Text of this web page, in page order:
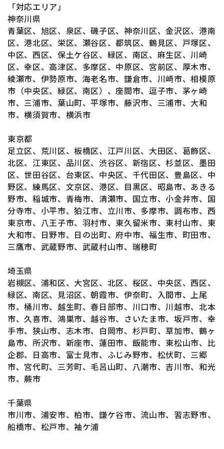
「対応エリア」
神奈川県
青葉区、旭区、泉区、磯子区、神奈川区、金沢区、港南
区、港北区、栄区、瀬谷区、都筑区、鶴見区、戸塚区、
中区、西区、保土ケ谷区、緑区、南区、麻生区、川崎
区、幸区、高津区、多摩区、中原区、宮前区、厚木市、
綾瀬市、伊勢原市、海老名市、鎌倉市、川崎市、相模原
市（中央区、緑区、南区）、座間市、逗子市、茅ヶ崎
市、三浦市、葉山町、平塚市、藤沢市、三浦市、大和
市、横須賀市、横浜市
東京都
足立区、荒川区、板橋区、江戸川区、大田区、葛飾区、
北区、江東区、品川区、渋谷区、新宿区、杉並区、墨田
区、世田谷区、台東区、中央区、千代田区、豊島区、中
野区、練馬区、文京区、港区、目黒区、昭島市、あきる
野市、稲城市、青梅市、清瀬市、国立市、小金井市、国
分寺市、小平市、狛江市、立川市、多摩市、調布市、西
東京市、八王子市、羽村市、東久留米市、東村山市、東
大和市、日野市、日の出町、府中市、福生市、町田市、
三鷹市、武蔵野市、武蔵村山市、瑞穂町
埼玉県
岩槻区、浦和区、大宮区、北区、桜区、中央区、西区、
緑区、南区、見沼区、朝霞市、伊奈町、入間市、上尾
市、桶川市、越生町、春日部市、川口市、川越市、北本
市、久喜市、鴻巣市、越谷市、さいたま市、坂戸市、幸
手市、狭山市、志木市、白岡市、杉戸町、草加市、鶴ヶ
島市、所沢市、新座市、蓮田市、飯能市、東松山市、比
企郡、日高市、富士見市、ふじみ野市、松伏町、三郷
市、宮代町、三芳町、毛呂山町、八潮市、吉川市、和光
市、蕨市
千葉県
市川市、浦安市、柏市、鎌ケ谷市、流山市、習志野市、
船橋市、松戸市、袖ケ浦